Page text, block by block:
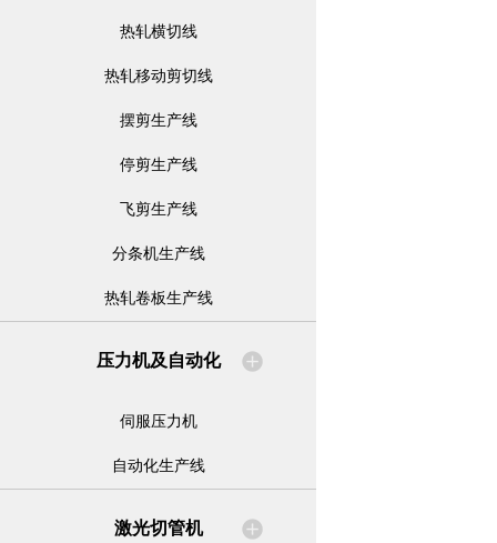
热轧横切线
热轧移动剪切线
摆剪生产线
停剪生产线
飞剪生产线
分条机生产线
热轧卷板生产线
压力机及自动化
伺服压力机
自动化生产线
激光切管机